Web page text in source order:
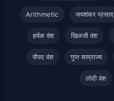
Arithmetic जयशंकर प्रसाद
हर्यक वंश खिलजी वंश
सैयद वंश गुप्त साम्राज्य
लोदी वंश